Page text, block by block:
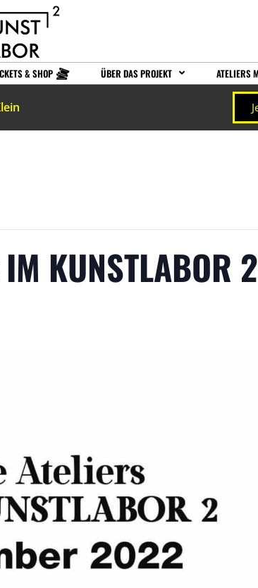
& SHOP ÜBER DAS PROJEKT ATELIERS
IM KUNSTLABOR 2